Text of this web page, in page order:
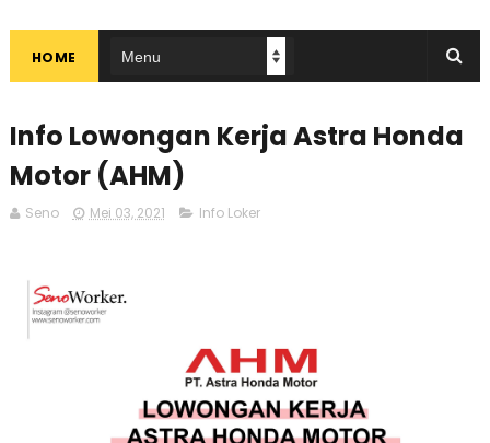
HOME
Info Lowongan Kerja Astra Honda
Motor (AHM)
Seno Mei 03, 2021 Info Loker